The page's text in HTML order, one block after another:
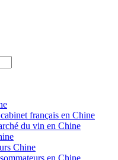
français en Chine
du vin en Chine
Chine
en Chine